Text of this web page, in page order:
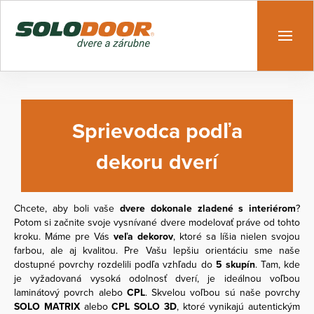
Sprievodca podľa
dekoru dverí
Chcete, aby boli vaše dvere dokonale zladené s interiérom?
Potom si začnite svoje vysnívané dvere modelovať práve od tohto
kroku. Máme pre Vás veľa dekorov, ktoré sa líšia nielen svojou
farbou, ale aj kvalitou. Pre Vašu lepšiu orientáciu sme naše
dostupné povrchy rozdelili podľa vzhľadu do 5 skupín. Tam, kde
je vyžadovaná vysoká odolnosť dverí, je ideálnou voľbou
laminátový povrch alebo CPL. Skvelou voľbou sú naše povrchy
SOLO MATRIXaleboCPL SOLO 3D, ktoré vynikajú autentickým